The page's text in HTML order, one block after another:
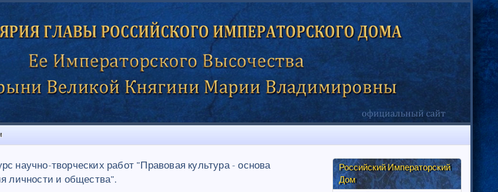
научно-творческих работ "Правовая культура - основа
личности и общества".
Российский Императорский
Дом